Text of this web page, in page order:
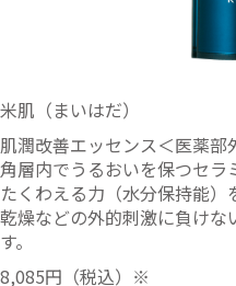
米肌（まいはだ）
肌潤改善エッセンス＜医薬部
角層内でうるおいを保つセ
たくわえる力（水分保持能）
乾燥などの外的刺激に負け
す。
8,085円 （税込）※